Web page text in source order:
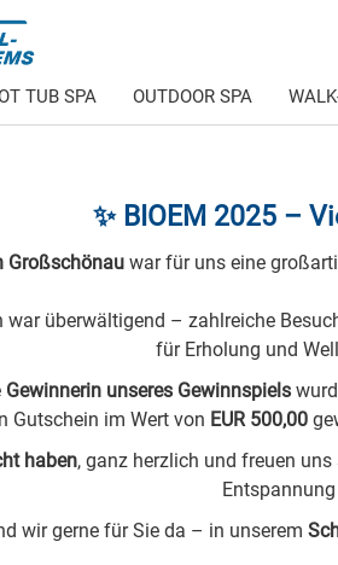
TUB SPA OUTDOOR SPA
✨ BIOEM 2025 –
Großschönauwar für uns eine
war überwältigend – zahlreiche
für Erholung und
Gewinnerin unseres Gewinnspiels
Gutschein im Wert von EUR 500,00
haben, ganz herzlich und freuen
wir gerne für Sie da – in unserem